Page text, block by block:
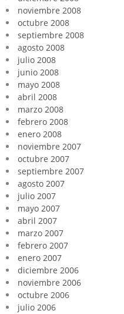
noviembre 2008
octubre 2008
septiembre 2008
agosto 2008
julio 2008
junio 2008
mayo 2008
abril 2008
marzo 2008
febrero 2008
enero 2008
noviembre 2007
octubre 2007
septiembre 2007
agosto 2007
julio 2007
mayo 2007
abril 2007
marzo 2007
febrero 2007
enero 2007
diciembre 2006
noviembre 2006
octubre 2006
julio 2006